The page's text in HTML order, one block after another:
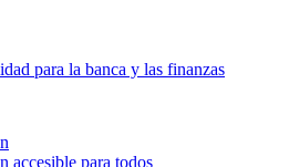
para la banca y las finanzas
accesible para todos